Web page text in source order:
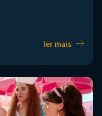
ler mais